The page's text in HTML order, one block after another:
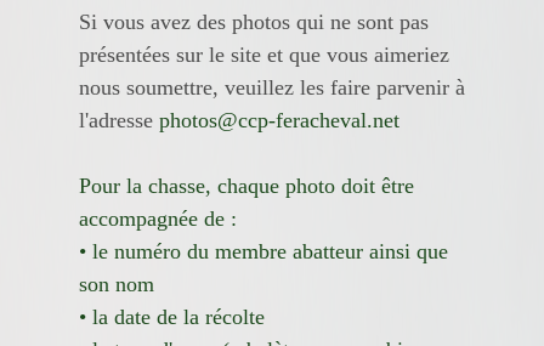
Si vous avez des photos qui ne sont pas
présentées sur le site et que vous aimeriez
nous soumettre, veuillez les faire parvenir à
l'adresse photos@ccp-feracheval.net
Pour la chasse, chaque photo doit être
accompagnée de :
• le numéro du membre abatteur ainsi que
son nom
• la date de la récolte